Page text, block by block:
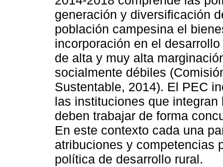
generación y diversificación
población campesina el
incorporación en el
de alta y muy alta
socialmente débiles
Sustentable, 2014). El PEC
las instituciones que
deben trabajar de forma
En este contexto cada una
atribuciones y competencias
política de desarrollo rural.